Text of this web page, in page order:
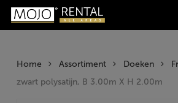
Skip
Producten
zoeken
Home Assortiment Doeken
zwart polysatijn, B 3.00m X H 2.00m